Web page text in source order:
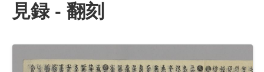
見録 - 翻刻